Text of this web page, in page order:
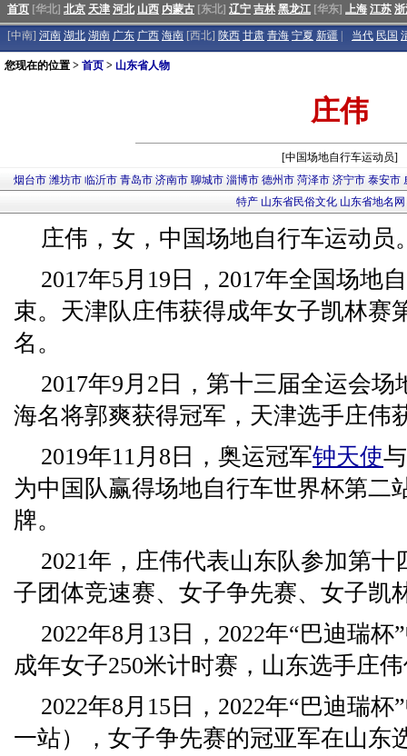
首页 [华北] 北京 天津 河北 山西 内蒙古 [东北] 辽宁 吉林 黑龙江 [华东] 上海 江苏
[中南] 河南 湖北 湖南 广东 广西 海南 [西北] 陕西 甘肃 青海 宁夏 新疆 当代 民国
您现在的位置 > 首页 > 山东省人物
庄伟
[中国场地自行车运动员]
烟台市 潍坊市 临沂市 青岛市 济南市 聊城市 淄博市 德州市 菏泽市 济宁市 泰安市
特产 山东省民俗文化 山东省地名网
庄伟，女，中国场地自行车运动员
2017年5月19日，2017年全国场地
束。天津队庄伟获得成年女子凯林赛
名。
2017年9月2日，第十三届全运会
海名将郭爽获得冠军，天津选手庄伟
2019年11月8日，奥运冠军钟天使
为中国队赢得场地自行车世界杯第二
牌。
2021年，庄伟代表山东队参加第
子团体竞速赛、女子争先赛、女子凯
2022年8月13日，2022年“巴迪瑞
成年女子250米计时赛，山东选手庄
2022年8月15日，2022年“巴迪瑞
一站），女子争先赛的冠亚军在山东